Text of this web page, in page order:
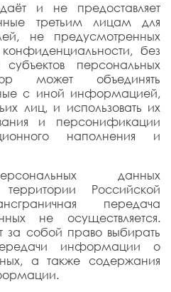
и не предоставляет
третьим лицам для
не предусмотренных
без
персональных
может объединять
с иной информацией,
лиц, и использовать их
и персонификации
наполнения и
данных
Российской
передача
не осуществляется.
за собой право выбирать
информации о
а также содержания